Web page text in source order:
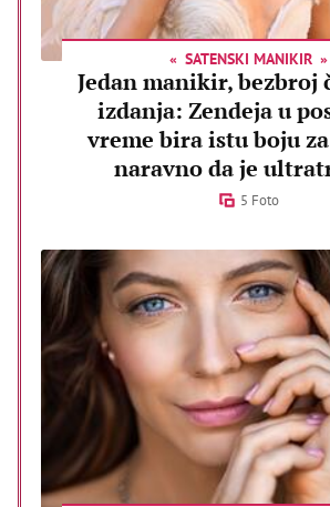
SATENSKI MANIKIR
Jedan manikir, bezbroj
izdanja: Zendeja u
vreme bira istu boju
naravno da je
5 Foto